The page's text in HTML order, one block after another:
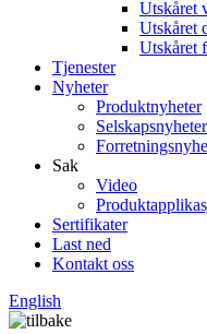
Utskåret
Utskåret
Utskåret
Tjenester
Nyheter
Produktnyheter
Selskapsnyheter
Sak
Video
Sertifikater
Last ned
Kontakt oss
English